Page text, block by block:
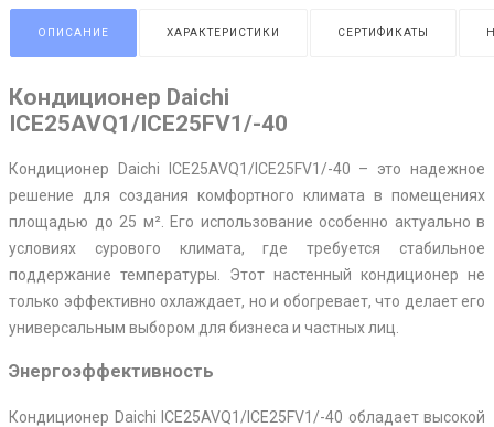
ОПИСАНИЕ ХАРАКТЕРИСТИКИ СЕРТИФИКАТЫ
Кондиционер Daichi
ICE25AVQ1/ICE25FV1/-40
Кондиционер Daichi ICE25AVQ1/ICE25FV1/-40 – это надежное
решение для создания комфортного климата в помещениях
площадью до 25 м². Его использование особенно актуально в
условиях сурового климата, где требуется стабильное
поддержание температуры. Этот настенный кондиционер не
только эффективно охлаждает, но и обогревает, что делает его
универсальным выбором для бизнеса и частных лиц.
Энергоэффективность
Кондиционер Daichi ICE25AVQ1/ICE25FV1/-40 обладает высокой